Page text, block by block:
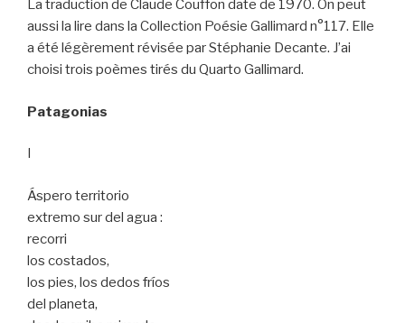
La traduction de Claude Couffon date de 1970. On peut
aussi la lire dans la Collection Poésie Gallimard n°117. Elle
a été légèrement révisée par Stéphanie Decante. J’ai
choisi trois poèmes tirés du Quarto Gallimard.
Patagonias
I
Áspero territorio
extremo sur del agua :
recorri
los costados,
los pies, los dedos fríos
del planeta,